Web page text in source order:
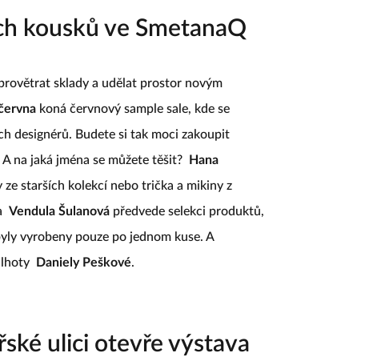
kousků ve SmetanaQ
sklady a udělat prostor novým
koná červnový sample sale, kde se
designérů. Budete si tak moci zakoupit
na jaká jména se můžete těšit?
Hana
starších kolekcí nebo trička a mikiny z
Vendula Šulanová předvede selekci produktů,
vyrobeny pouze po jednom kuse. A
Daniely Peškové.
ulici otevře výstava